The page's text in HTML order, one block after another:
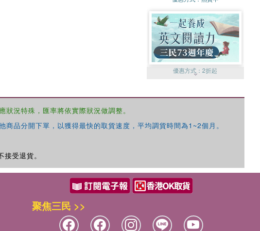
優惠方式：2折起
況特殊，匯率將依實際狀況做調整。
品分開下單，以獲得最快的取貨速度，平均調貨時間為1~2個月。
受退貨。
聚焦三民 >>